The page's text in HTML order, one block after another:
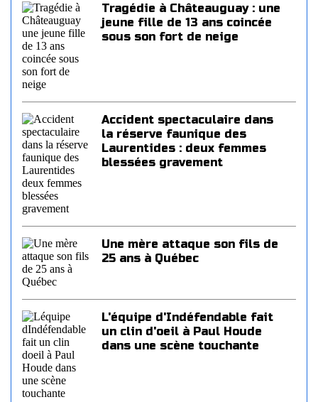
Tragédie à Châteauguay : une
jeune fille de 13 ans coincée
sous son fort de neige
Accident spectaculaire dans
la réserve faunique des
Laurentides : deux femmes
blessées gravement
Une mère attaque son fils de
25 ans à Québec
L'équipe d'Indéfendable fait
un clin d'oeil à Paul Houde
dans une scène touchante